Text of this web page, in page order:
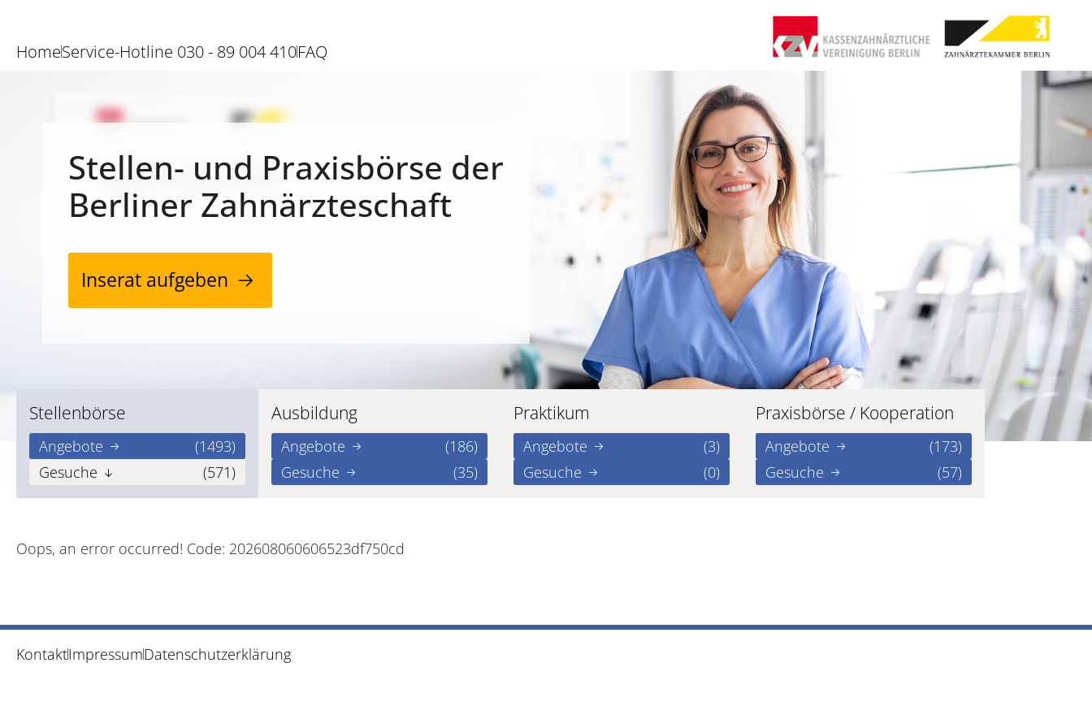
HomeService-Hotline 030 - 89 004 410FAQ
Stellen- und Praxisbörse der
Berliner Zahnärzteschaft
Inserat aufgeben
Stellenbörse
Angebote
(1493)
Gesuche
(571)
Ausbildung
Angebote
(186)
Gesuche
(35)
Praktikum
Angebote
(3)
Gesuche
(0)
Praxisbörse / Kooperation
Angebote
(173)
Gesuche
(57)
Oops, an error occurred! Code: 202608060606523df750cd
KontaktImpressumDatenschutzerklärung